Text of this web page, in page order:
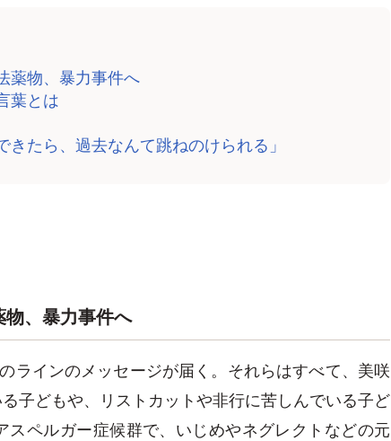
薬物、暴力事件へ
葉とは
たら、過去なんて跳ねのけられる」
、暴力事件へ
ラインのメッセージが届く。それらはすべて、美咲
子どもや、リストカットや非行に苦しんでいる子ど
スペルガー症候群で、いじめやネグレクトなどの元